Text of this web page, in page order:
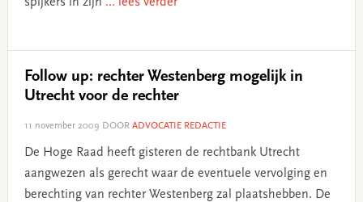
Follow up: rechter Westenberg mogelijk in
Utrecht voor de rechter
11 november 2009 DOOR ADVOCATIE REDACTIE
De Hoge Raad heeft gisteren de rechtbank Utrecht
aangwezen als gerecht waar de eventuele vervolging en
berechting van rechter Westenberg zal plaatshebben. De